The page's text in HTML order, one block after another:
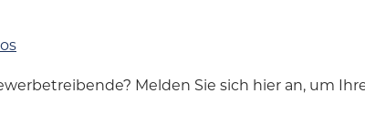
Melden Sie sich hier an, um